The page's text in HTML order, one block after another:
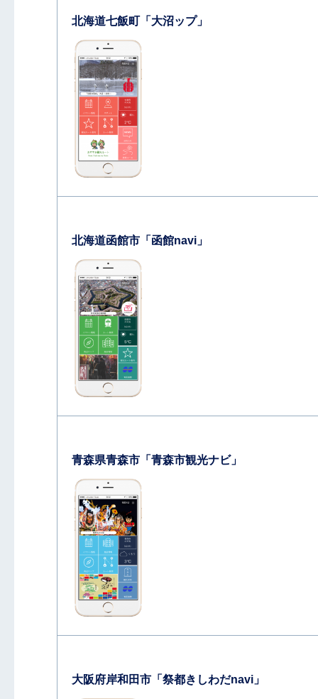
北海道七飯町「大沼ップ」
北海道函館市「函館navi」
青森県青森市「青森市観光ナビ」
大阪府岸和田市「祭都きしわだnavi」